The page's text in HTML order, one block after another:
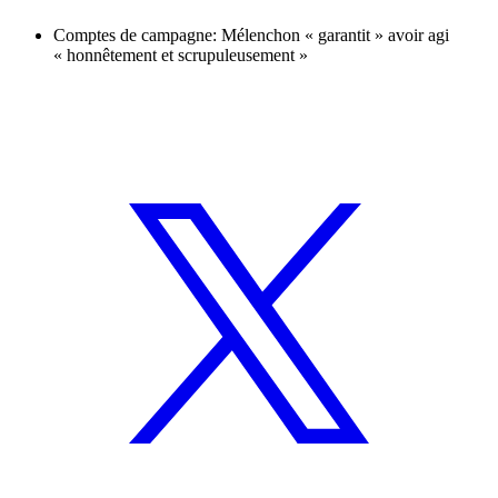
Comptes de campagne: Mélenchon « garantit » avoir agi
« honnêtement et scrupuleusement »